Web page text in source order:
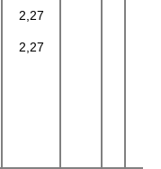
2,27
2,27